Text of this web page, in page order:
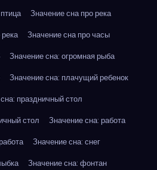
Значение сна про река
Значение сна про часы
Значение сна: огромная рыба
Значение сна: плачущий ребенок
праздничный стол
стол
Значение сна: работа
Значение сна: снег
Значение сна: фонтан